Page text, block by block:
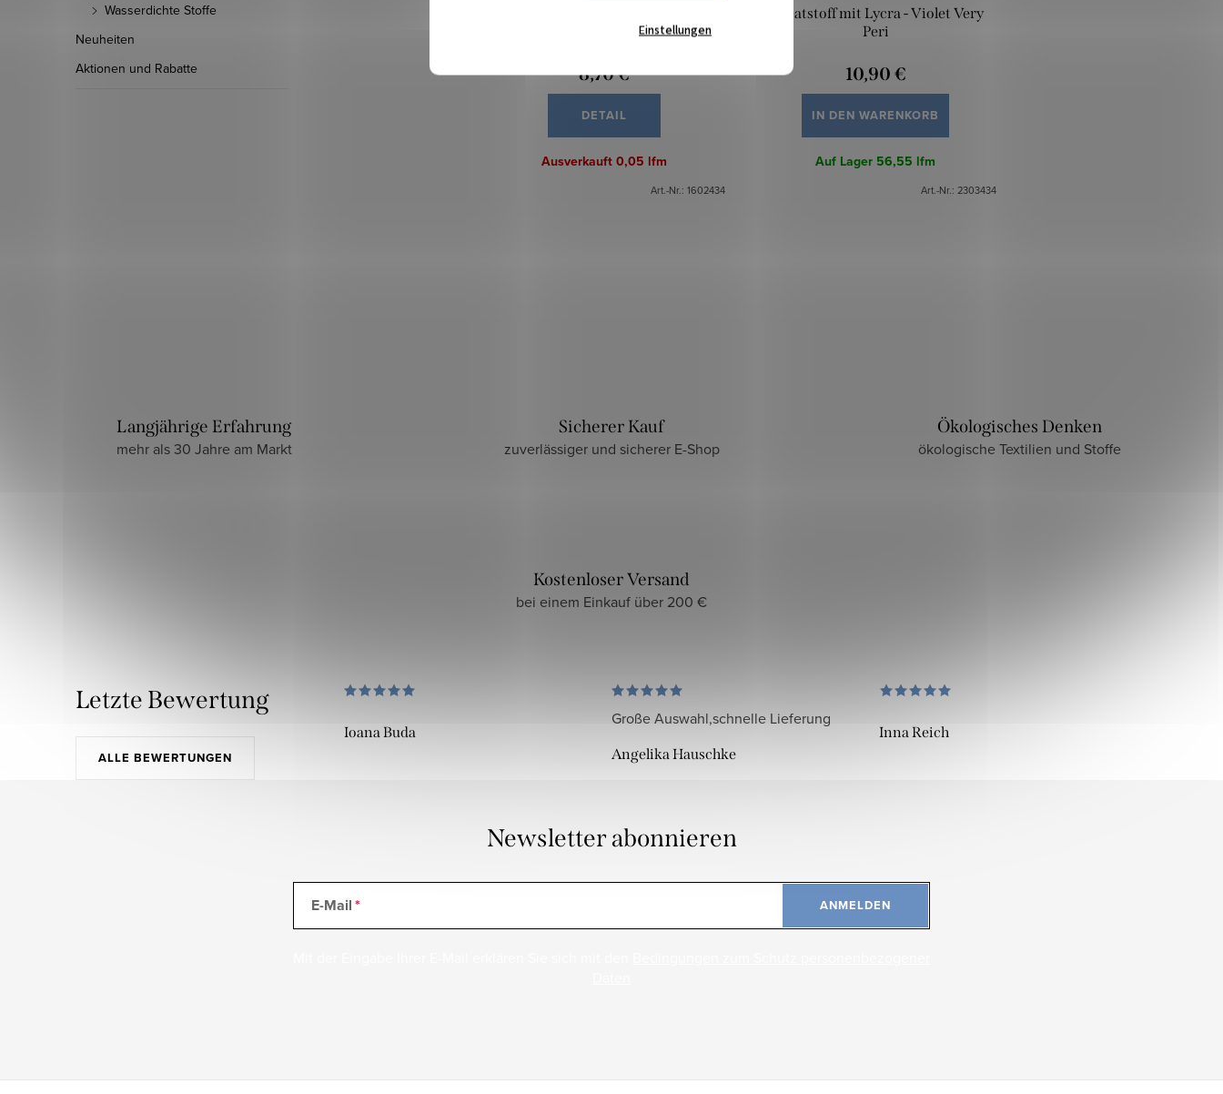
Einstellungen
Wasserdichte Stoffe
Neuheiten
Aktionen und Rabatte
8,70 €
DETAIL
Ausverkauft 0,05 lfm
Art.-Nr.: 1602434
Sweatstoff mit Lycra - Violet Very
Peri
10,90 €
IN DEN WARENKORB
Auf Lager 56,55 lfm
Art.-Nr.: 2303434
Langjährige Erfahrung
mehr als 30 Jahre am Markt
Sicherer Kauf
zuverlässiger und sicherer E-Shop
Ökologisches Denken
ökologische Textilien und Stoffe
Kostenloser Versand
bei einem Einkauf über 200 €
Letzte Bewertung
ALLE BEWERTUNGEN
Ioana Buda
Große Auswahl,schnelle Lieferung
Angelika Hauschke
Inna Reich
Newsletter abonnieren
E-Mail ANMELDEN